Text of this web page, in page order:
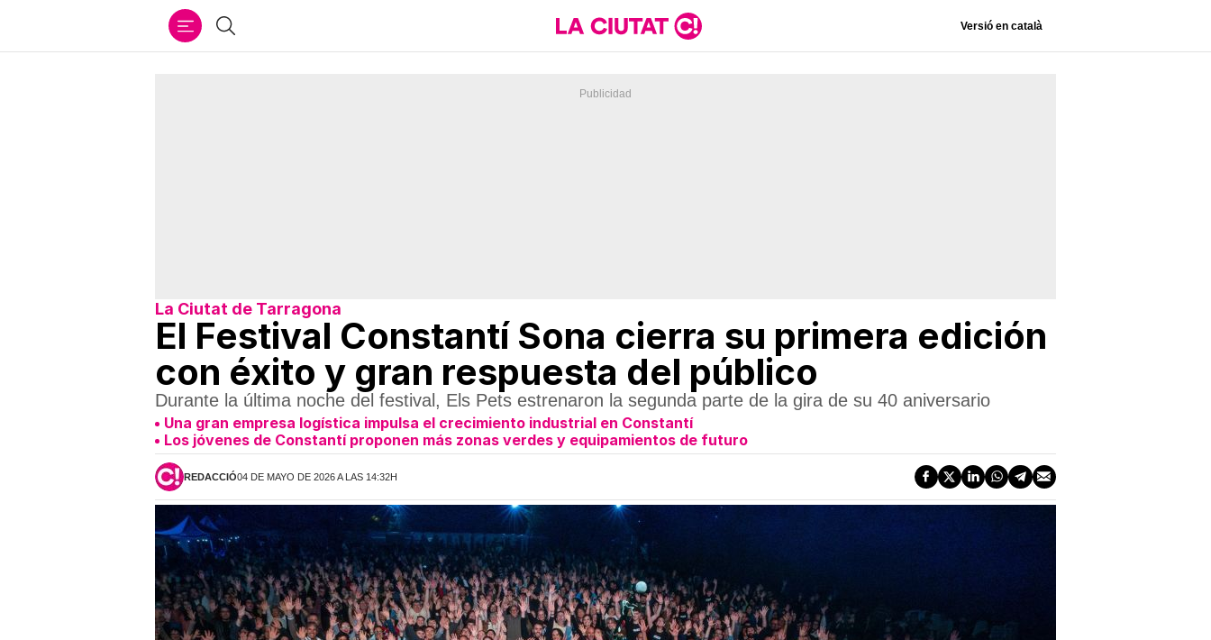
Buscar Versió en català
La Ciutat de Tarragona
El Festival Constantí Sona cierra su primera edición
con éxito y gran respuesta del público
Durante la última noche del festival, Els Pets estrenaron la segunda parte de la gira de su 40 aniversario
Una gran empresa logística impulsa el crecimiento industrial en Constantí
Los jóvenes de Constantí proponen más zonas verdes y equipamientos de futuro
REDACCIÓ04 DE MAYO DE 2026 A LAS 14:32H